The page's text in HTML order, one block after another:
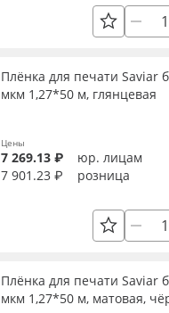
Плёнка для печати Saviar
мкм 1,27*50 м, глянцевая
Цены
7 269.13 ₽
юр. лицам
7 901.23 ₽
розница
Плёнка для печати Saviar
мкм 1,27*50 м, матовая,